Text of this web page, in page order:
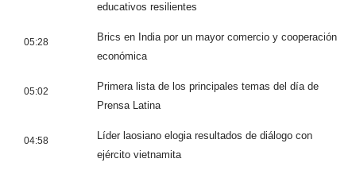
educativos resilientes
05:28
Brics en India por un mayor comercio y cooperación
económica
05:02
Primera lista de los principales temas del día de
Prensa Latina
04:58
Líder laosiano elogia resultados de diálogo con
ejército vietnamita